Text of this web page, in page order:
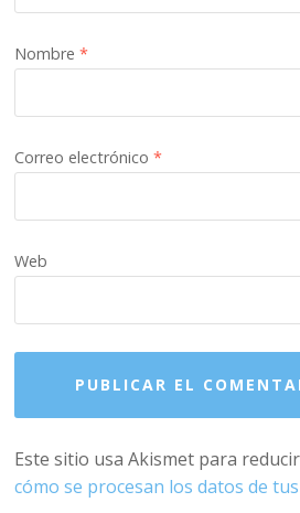
Nombre*
Correo electrónico*
Web
Este sitio usa Akismet para
cómo se procesan los datos de